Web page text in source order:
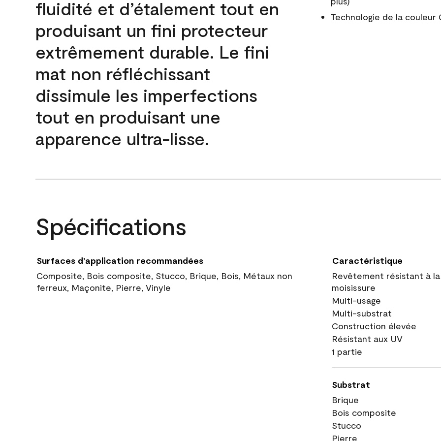
fluidité et d’étalement tout en
produisant un fini protecteur
extrêmement durable. Le fini
mat non réfléchissant
dissimule les imperfections
tout en produisant une
apparence ultra-lisse.
Technologie de la couleur
Spécifications
Surfaces d’application recommandées
Composite, Bois composite, Stucco, Brique, Bois, Métaux non
ferreux, Maçonite, Pierre, Vinyle
Caractéristique
Revêtement résistant à la
moisissure
Multi-usage
Multi-substrat
Construction élevée
Résistant aux UV
1 partie
Substrat
Brique
Bois composite
Stucco
Pierre